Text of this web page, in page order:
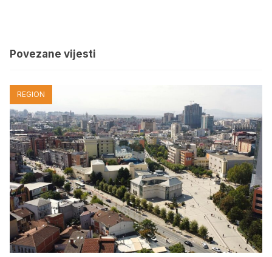
Povezane vijesti
REGION